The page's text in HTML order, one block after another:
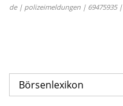
de | polizeimeldungen | 69475935 |
Börsenlexikon